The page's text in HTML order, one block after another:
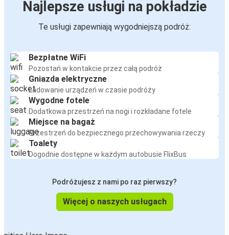
Najlepsze usługi na pokładzie
Te usługi zapewniają wygodniejszą podróż:
Bezpłatne WiFi
Pozostań w kontakcie przez całą podróż
Gniazda elektryczne
Ładowanie urządzeń w czasie podróży
Wygodne fotele
Dodatkowa przestrzeń na nogi i rozkładane fotele
Miejsce na bagaż
Przestrzeń do bezpiecznego przechowywania rzeczy
Toalety
Dogodnie dostępne w każdym autobusie FlixBus
Podróżujesz z nami po raz pierwszy?
Więcej o naszych usługach